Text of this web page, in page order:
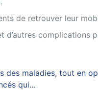
de retrouver leur
d’autres complications
des maladies, tout en
qui…